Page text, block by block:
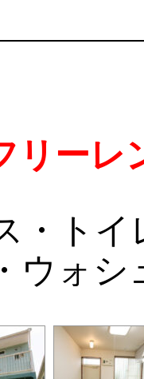
リーレ
・ト
ウォシ